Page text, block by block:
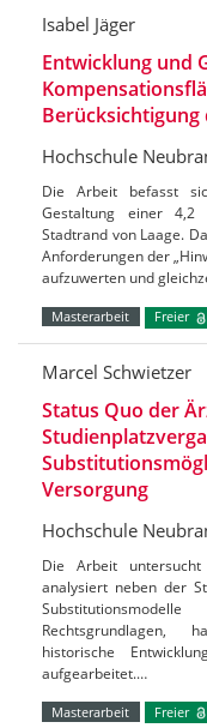
Isabel Jäger
Entwicklung und
Berücksichtigung
Hochschule
Die Arbeit befasst
Gestaltung einer 4,2
Stadtrand von Laage.
Anforderungen der
aufzuwerten und
Masterarbeit Freier
Marcel Schwietzer
Status Quo der
Versorgung
Hochschule
Die Arbeit
analysiert neben der
Rechtsgrundlagen,
historische
aufgearbeitet.…
Masterarbeit Freier